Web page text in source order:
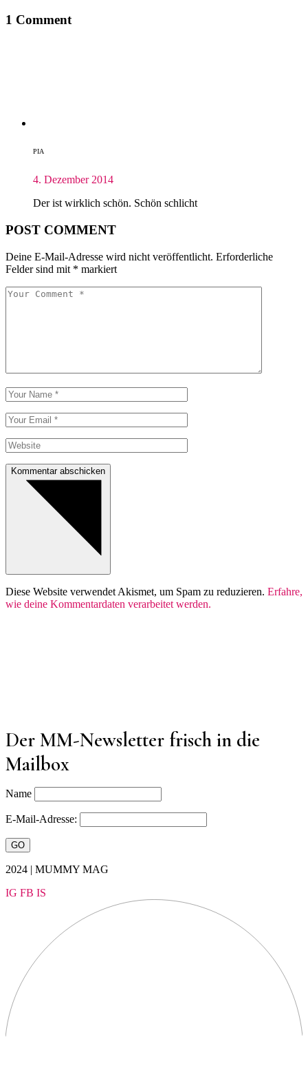
1 Comment
PIA
4. Dezember 2014
Der ist wirklich schön. Schön schlicht
POST COMMENT
Deine E-Mail-Adresse wird nicht veröffentlicht. Erforderliche
Felder sind mit * markiert
Kommentar abschicken
Diese Website verwendet Akismet, um Spam zu reduzieren. Erfahre,
wie deine Kommentardaten verarbeitet werden.
Der MM-Newsletter frisch in die
Mailbox
Name
E-Mail-Adresse:
2024 | MUMMY MAG
IG FB IS